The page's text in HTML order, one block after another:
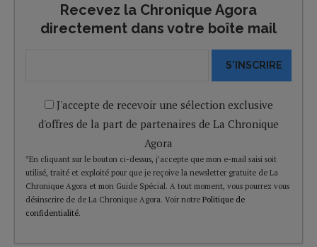
Recevez la Chronique Agora
directement dans votre boîte mail
S'INSCRIRE
J'accepte de recevoir une sélection exclusive
d'offres de la part de partenaires de La Chronique
Agora
*En cliquant sur le bouton ci-dessus, j’accepte que mon e-mail saisi soit
utilisé, traité et exploité pour que je reçoive la newsletter gratuite de La
Chronique Agora et mon Guide Spécial. A tout moment, vous pourrez vous
désinscrire de de La Chronique Agora. Voir notre Politique de
confidentialité.